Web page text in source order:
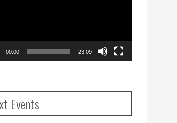
00:00 23:09
Events